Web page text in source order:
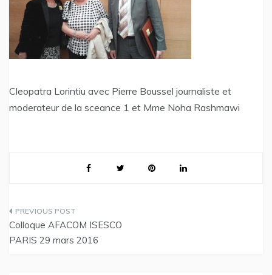
Cleopatra Lorintiu avec Pierre Boussel journaliste et
moderateur de la sceance 1 et Mme Noha Rashmawi
Post
navigation
Colloque AFACOM ISESCO
PARIS 29 mars 2016